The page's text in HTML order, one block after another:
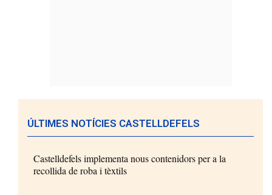
ÚLTIMES NOTÍCIES CASTELLDEFELS
Castelldefels implementa nous contenidors per a la
recollida de roba i tèxtils